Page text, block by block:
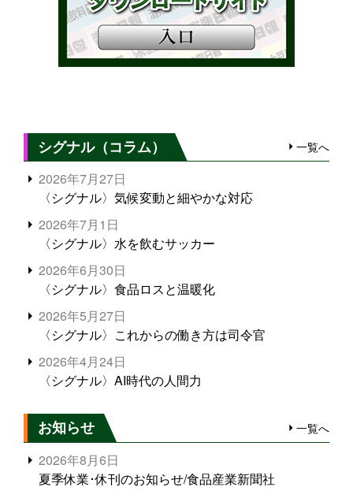
シグナル（コラム） 一覧へ
2026年7月27日
〈シグナル〉気候変動と細やかな対応
2026年7月1日
〈シグナル〉水を飲むサッカー
2026年6月30日
〈シグナル〉食品ロスと温暖化
2026年5月27日
〈シグナル〉これからの働き方は司令官
2026年4月24日
〈シグナル〉AI時代の人間力
お知らせ 一覧へ
2026年8月6日
夏季休業･休刊のお知らせ/食品産業新聞社